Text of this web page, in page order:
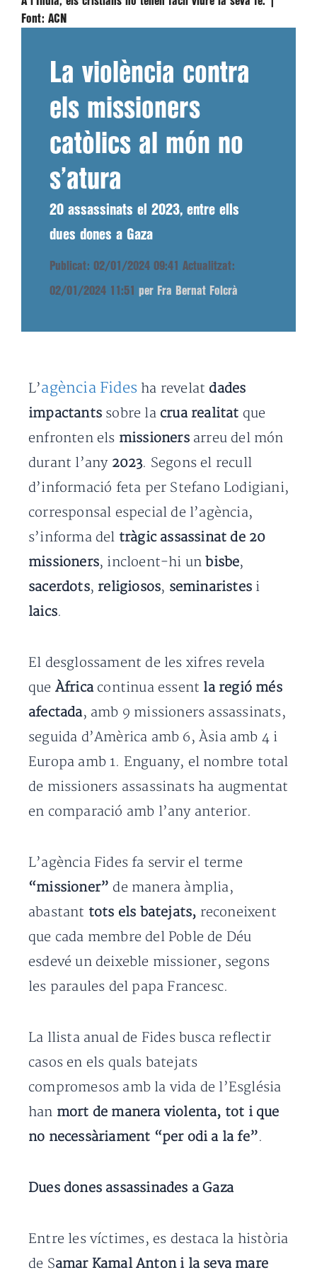
Font: ACN
La violència contra
els missioners
catòlics al món no
s’atura
20 assassinats el 2023, entre ells
dues dones a Gaza
Publicat: 02/01/2024 09:41 Actualitzat:
02/01/2024 11:51 per Fra Bernat Folcrà
L’agència Fides ha revelat dades
impactants sobre la crua realitat que
enfronten els missionersarreu del món
durant l’any2023. Segons el recull
d’informació feta per Stefano Lodigiani,
corresponsal especial de l’agència,
s’informa del tràgic assassinat de 20
missioners, incloent-hi unbisbe,
sacerdots, religiosos, seminaristes i
laics.
El desglossament de les xifres revela
que Àfrica continua essent la regió més
afectada, amb 9 missioners assassinats,
seguida d’Amèrica amb 6, Àsia amb 4 i
Europa amb 1. Enguany, el nombre total
de missioners assassinats ha augmentat
en comparació amb l’any anterior.
L’agència Fides fa servir el terme
“missioner” de manera àmplia,
abastant tots els batejats, reconeixent
que cada membre del Poble de Déu
esdevé un deixeble missioner, segons
les paraules del papa Francesc.
La llista anual de Fides busca reflectir
casos en els quals batejats
compromesos amb la vida de l’Església
han mort de manera violenta, tot i que
no necessàriament “per odi a la fe”.
Dues dones assassinades a Gaza
Entre les víctimes, es destaca la història
de Samar Kamal Anton i la seva mare